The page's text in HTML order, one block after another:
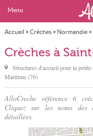
Menu
Accueil > Crèches> Normandie>
Crèches à
Structures d'accueil pour la petite
Maritime (76)
AlloCreche référence 6
Cliquez sur les noms des
détaillées.